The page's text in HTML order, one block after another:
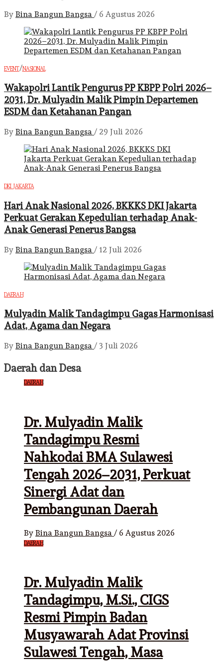
By Bina Bangun Bangsa / 6 Agustus 2026
EVENT/NASIONAL
Wakapolri Lantik Pengurus PP KBPP Polri 2026–
2031, Dr. Mulyadin Malik Pimpin Departemen
ESDM dan Ketahanan Pangan
By Bina Bangun Bangsa / 29 Juli 2026
DKI JAKARTA
Hari Anak Nasional 2026, BKKKS DKI Jakarta
Perkuat Gerakan Kepedulian terhadap Anak-
Anak Generasi Penerus Bangsa
By Bina Bangun Bangsa / 12 Juli 2026
DAERAH
Mulyadin Malik Tandagimpu Gagas Harmonisasi
Adat, Agama dan Negara
By Bina Bangun Bangsa / 3 Juli 2026
Daerah dan Desa
DAERAH
Dr. Mulyadin Malik
Tandagimpu Resmi
Nahkodai BMA Sulawesi
Tengah 2026–2031, Perkuat
Sinergi Adat dan
Pembangunan Daerah
By Bina Bangun Bangsa / 6 Agustus 2026
DAERAH
Dr. Mulyadin Malik
Tandagimpu, M.Si., CIGS
Resmi Pimpin Badan
Musyawarah Adat Provinsi
Sulawesi Tengah, Masa